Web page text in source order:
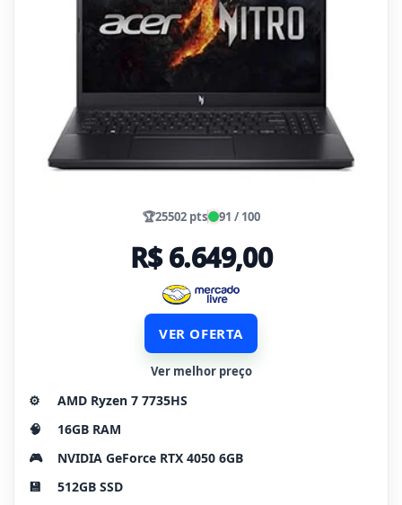
🏆25502 pts 91 / 100
R$ 6.649,00
VER OFERTA
Ver melhor preço
⚙️
AMD Ryzen 7 7735HS
🧠
16GB RAM
🎮
NVIDIA GeForce RTX 4050 6GB
💾
512GB SSD